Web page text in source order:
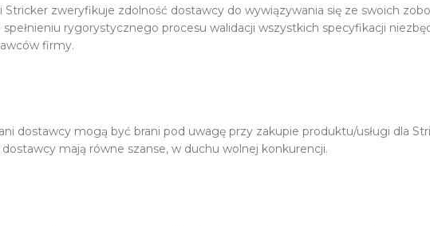
Stricker zweryfikuje zdolność dostawcy do wywiązywania się ze swoich
rygorystycznego procesu walidacji wszystkich specyfikacji
firmy.
dostawcy mogą być brani pod uwagę przy zakupie produktu/usługi dla
mają równe szanse, w duchu wolnej konkurencji.